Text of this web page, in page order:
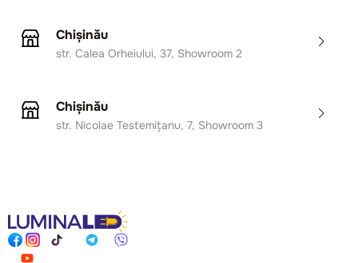
Chișinău
str. Calea Orheiului, 37, Showroom 2
Chișinău
str. Nicolae Testemițanu, 7, Showroom 3